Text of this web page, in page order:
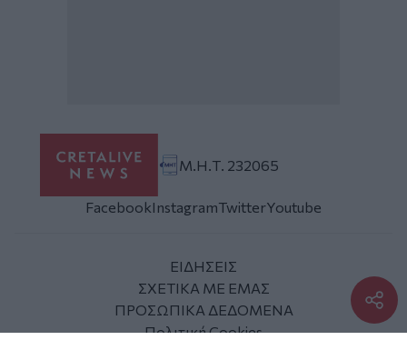
Μ.Η.Τ. 232065
FacebookInstagramTwitterYoutube
ΕΙΔΗΣΕΙΣ
ΣΧΕΤΙΚΑ ΜΕ ΕΜΑΣ
ΠΡΟΣΩΠΙΚΑ ΔΕΔΟΜΕΝΑ
Πολιτική Cookies